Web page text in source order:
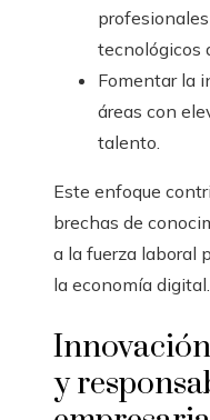
tecnológicos
Fomentar la
áreas con
talento.
Este enfoque
brechas de
a la fuerza laboral
la economía digital.
y